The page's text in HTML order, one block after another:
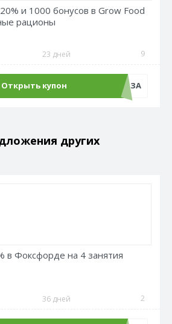
и 1000 бонусов в Grow Food
рационы
23 дней 9
Открыть купон БЕЗОТКАЗА
других
в Фоксфорде на 4 занятия
36 дней 2